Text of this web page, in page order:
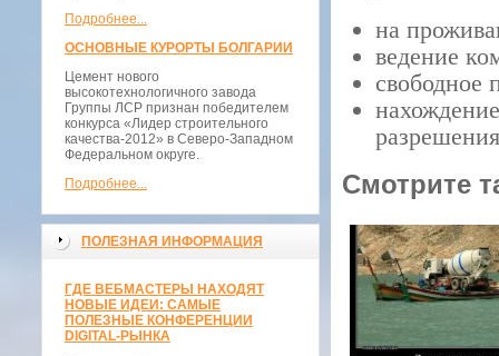
Подробнее...
ОСНОВНЫЕ КУРОРТЫ БОЛГАРИИ
Цемент нового
высокотехнологичного завода
Группы ЛСР признан победителем
конкурса «Лидер строительного
качества-2012» в Северо-Западном
Федеральном округе.
Подробнее...
ПОЛЕЗНАЯ ИНФОРМАЦИЯ
ГДЕ ВЕБМАСТЕРЫ НАХОДЯТ
НОВЫЕ ИДЕИ: САМЫЕ
ПОЛЕЗНЫЕ КОНФЕРЕНЦИИ
DIGITAL-РЫНКА
на
ведение
свободное
Смотрите